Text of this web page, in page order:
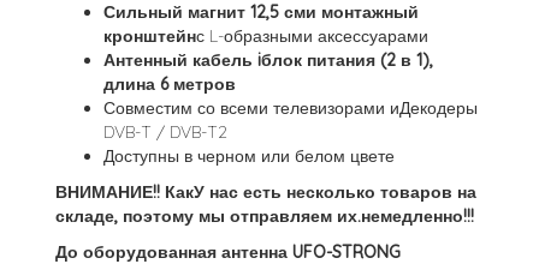
Сильный магнит 12,5 сми монтажный
кронштейнс L-образными аксессуарами
Антенный кабель iблок питания (2 в 1),
длина 6 метров
Совместим со всеми телевизорами иДекодеры
DVB-T / DVB-T2
Доступны в черном или белом цвете
ВНИМАНИЕ!! КакУ нас есть несколько товаров на
складе, поэтому мы отправляем их.немедленно!!!
До оборудованная антенна UFO-STRONG